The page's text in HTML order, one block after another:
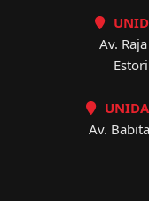
Av.
Av.